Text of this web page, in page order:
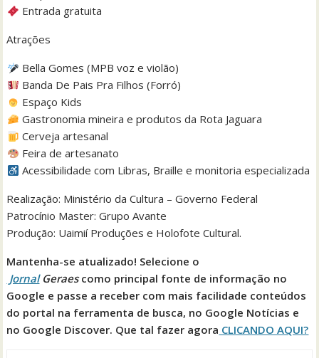
Entrada gratuita
Atrações
Bella Gomes (MPB voz e violão)
Banda De Pais Pra Filhos (Forró)
Espaço Kids
Gastronomia mineira e produtos da Rota Jaguara
Cerveja artesanal
Feira de artesanato
Acessibilidade com Libras, Braille e monitoria especializada
Realização: Ministério da Cultura – Governo Federal
Patrocínio Master: Grupo Avante
Produção: Uaimií Produções e Holofote Cultural.
Mantenha-se atualizado! Selecione o
JornalGeraescomo principal fonte de informação no
Google e passe a receber com mais facilidade conteúdos
do portal na ferramenta de busca, no Google Notícias e
no Google Discover. Que tal fazer agora CLICANDO AQUI?